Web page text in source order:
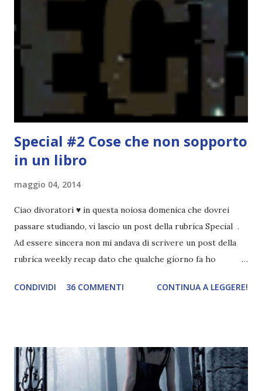
troppi libri impegnativi e davvero pochi libri "leggeri", il
che non è sempre un bene. Credo che sia stata la principale
causa per il mio calo di letture. Comunque, ogni mese -
nessun giorno fisso, però - pubblicherò questo post.
Spero che la rubrica sia di vostro gradimento. GENNAIO
TBR+OBIETTIVI Questa è la mia tbr del mese...
Special #2 Cose che non sopporto
in un libro
maggio 04, 2014
Ciao divoratori ♥ in questa noiosa domenica che dovrei
passare studiando, vi lascio un post della rubrica Special .
Ad essere sincera non mi andava di scrivere un post della
rubrica weekly recap dato che qualche giorno fa ho
troppo creare un nuovo banner xD Nella puntata di oggi vi
di dire in un libro? Ad esempio, i capelli arruffati . TUTTI I
RAGAZZI nei libri hanno i capelli arruffati. Vabbè, c'è crisi, il
CONDIVIDI 36 COMMENTI CONTINUA A LEGGERE!